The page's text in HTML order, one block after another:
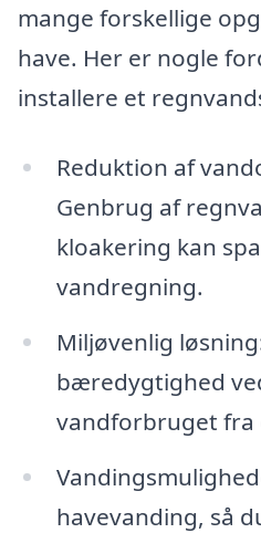
mange forskellige
have. Her er nogle
installere et
Reduktion af
Genbrug af
kloakering kan
vandregning.
Miljøvenlig
bæredygtighed
vandforbruget fra
havevanding, så